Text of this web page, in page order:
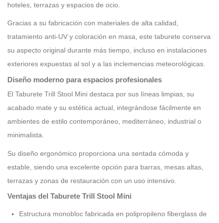
hoteles, terrazas y espacios de ocio.
Gracias a su fabricación con materiales de alta calidad,
tratamiento anti-UV y coloración en masa, este taburete conserva
su aspecto original durante más tiempo, incluso en instalaciones
exteriores expuestas al sol y a las inclemencias meteorológicas.
Diseño moderno para espacios profesionales
El Taburete Trill Stool Mini destaca por sus líneas limpias, su
acabado mate y su estética actual, integrándose fácilmente en
ambientes de estilo contemporáneo, mediterráneo, industrial o
minimalista.
Su diseño ergonómico proporciona una sentada cómoda y
estable, siendo una excelente opción para barras, mesas altas,
terrazas y zonas de restauración con un uso intensivo.
Ventajas del Taburete Trill Stool Mini
Estructura monobloc fabricada en polipropileno fiberglass de